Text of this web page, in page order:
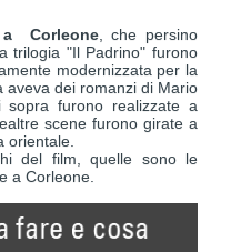
a Corleone, che persino
trilogia "Il Padrino" furono
modernizzata per la
aveva dei romanzi di Mario
sopra furono realizzate a
scene furono girate a
orientale.
del film, quelle sono le
a Corleone.